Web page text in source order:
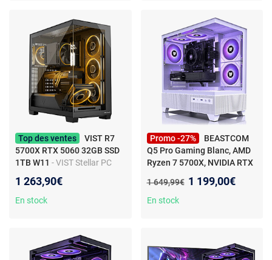
Top des ventes
VIST R7
5700X RTX 5060 32GB SSD
1TB W11 - VIST Stellar PC
RAM 32Go - RTX 5060 - SSD
1To M.2 - WIFI - Windows 11
1 263,90€
En stock
Promo -27%
BEASTCOM
Q5 Pro Gaming Blanc, AMD
Ryzen 7 5700X, NVIDIA RTX
Ancien prix :
1 649,99€ Nouveau prix :
1 199,00€
En stock